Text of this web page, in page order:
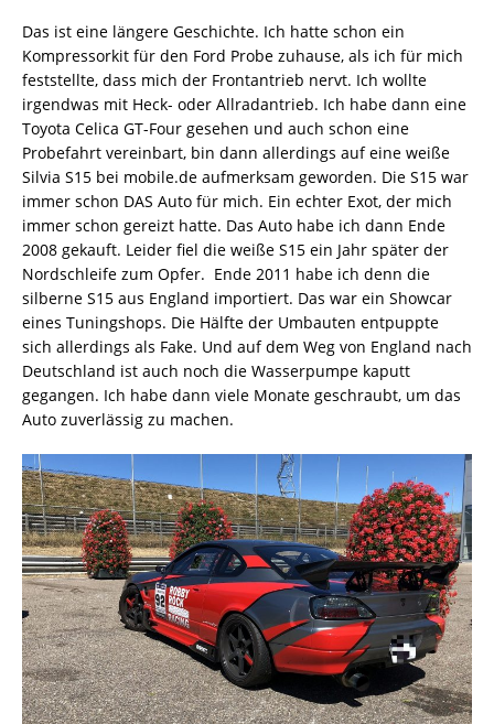
Das ist eine längere Geschichte. Ich hatte schon ein
Kompressorkit für den Ford Probe zuhause, als ich für mich
feststellte, dass mich der Frontantrieb nervt. Ich wollte
irgendwas mit Heck- oder Allradantrieb. Ich habe dann eine
Toyota Celica GT-Four gesehen und auch schon eine
Probefahrt vereinbart, bin dann allerdings auf eine weiße
Silvia S15 bei mobile.de aufmerksam geworden. Die S15 war
immer schon DAS Auto für mich. Ein echter Exot, der mich
immer schon gereizt hatte. Das Auto habe ich dann Ende
2008 gekauft. Leider fiel die weiße S15 ein Jahr später der
Nordschleife zum Opfer. Ende 2011 habe ich denn die
silberne S15 aus England importiert. Das war ein Showcar
eines Tuningshops. Die Hälfte der Umbauten entpuppte
sich allerdings als Fake. Und auf dem Weg von England nach
Deutschland ist auch noch die Wasserpumpe kaputt
gegangen. Ich habe dann viele Monate geschraubt, um das
Auto zuverlässig zu machen.